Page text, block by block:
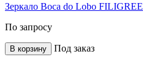
Зеркало Boca do Lobo FILIGREE
По запросу
В корзину Под заказ